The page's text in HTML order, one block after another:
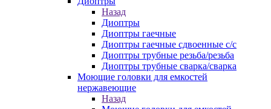
Назад
Диоптры
Диоптры гаечные
Диоптры гаечные сдвоенные c/c
Диоптры трубные резьба/резьба
Диоптры трубные сварка/сварка
Моющие головки для емкостей
нержавеющие
Назад